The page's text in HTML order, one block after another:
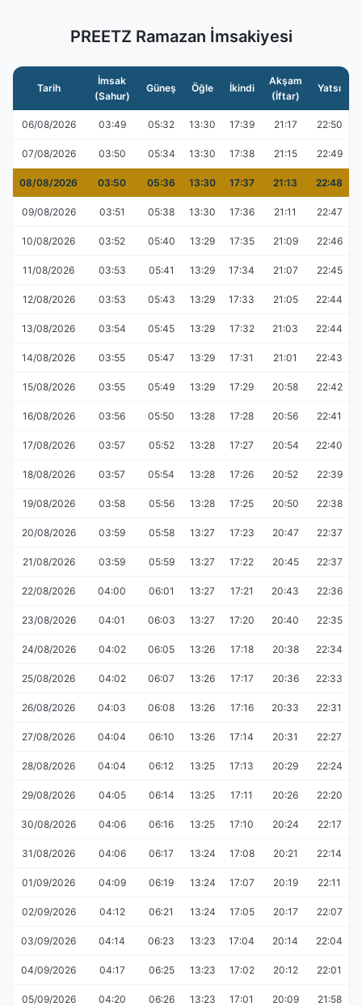
PREETZ Ramazan İmsakiyesi
Tarih
İmsak
(Sahur)
Güneş Öğle İkindi
Akşam
(İftar)
Yatsı
06/08/2026 03:49 05:32 13:30 17:39 21:17 22:50
07/08/2026 03:50 05:34 13:30 17:38 21:15 22:49
08/08/2026 03:50 05:36 13:30 17:37 21:13 22:48
09/08/2026 03:51 05:38 13:30 17:36 21:11 22:47
10/08/2026 03:52 05:40 13:29 17:35 21:09 22:46
11/08/2026 03:53 05:41 13:29 17:34 21:07 22:45
12/08/2026 03:53 05:43 13:29 17:33 21:05 22:44
13/08/2026 03:54 05:45 13:29 17:32 21:03 22:44
14/08/2026 03:55 05:47 13:29 17:31 21:01 22:43
15/08/2026 03:55 05:49 13:29 17:29 20:58 22:42
16/08/2026 03:56 05:50 13:28 17:28 20:56 22:41
17/08/2026 03:57 05:52 13:28 17:27 20:54 22:40
18/08/2026 03:57 05:54 13:28 17:26 20:52 22:39
19/08/2026 03:58 05:56 13:28 17:25 20:50 22:38
20/08/2026 03:59 05:58 13:27 17:23 20:47 22:37
21/08/2026 03:59 05:59 13:27 17:22 20:45 22:37
22/08/2026 04:00 06:01 13:27 17:21 20:43 22:36
23/08/2026 04:01 06:03 13:27 17:20 20:40 22:35
24/08/2026 04:02 06:05 13:26 17:18 20:38 22:34
25/08/2026 04:02 06:07 13:26 17:17 20:36 22:33
26/08/2026 04:03 06:08 13:26 17:16 20:33 22:31
27/08/2026 04:04 06:10 13:26 17:14 20:31 22:27
28/08/2026 04:04 06:12 13:25 17:13 20:29 22:24
29/08/2026 04:05 06:14 13:25 17:11 20:26 22:20
30/08/2026 04:06 06:16 13:25 17:10 20:24 22:17
31/08/2026 04:06 06:17 13:24 17:08 20:21 22:14
01/09/2026 04:09 06:19 13:24 17:07 20:19 22:11
02/09/2026 04:12 06:21 13:24 17:05 20:17 22:07
03/09/2026 04:14 06:23 13:23 17:04 20:14 22:04
04/09/2026 04:17 06:25 13:23 17:02 20:12 22:01
05/09/2026 04:20 06:26 13:23 17:01 20:09 21:58